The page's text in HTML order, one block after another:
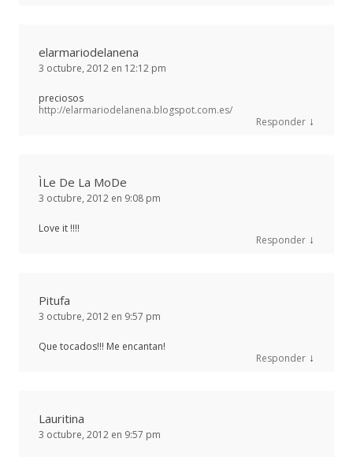
elarmariodelanena
3 octubre, 2012 en 12:12 pm
preciosos
http://elarmariodelanena.blogspot.com.es/
Responder ↓
ÌLe De La MoDe
3 octubre, 2012 en 9:08 pm
Love it !!!!
Responder ↓
Pitufa
3 octubre, 2012 en 9:57 pm
Que tocados!!! Me encantan!
Responder ↓
Lauritina
3 octubre, 2012 en 9:57 pm